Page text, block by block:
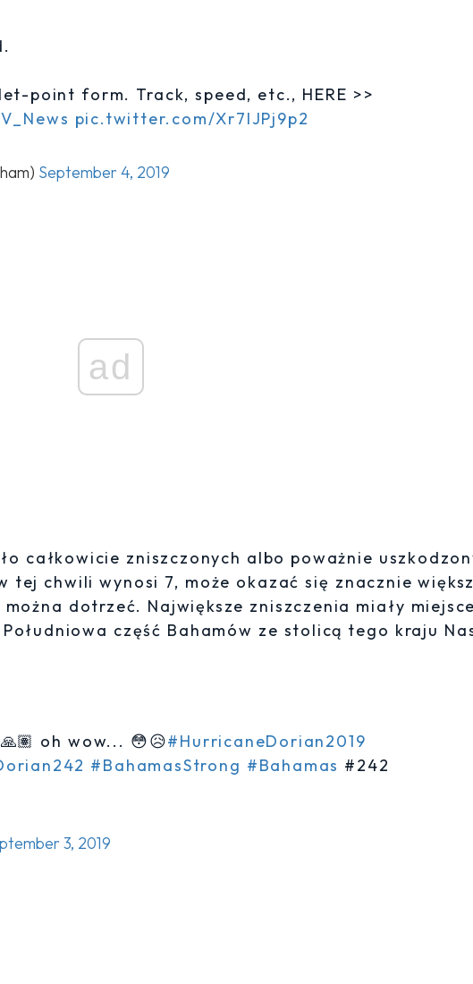
point form. Track, speed, etc., HERE >>
pic.twitter.com/Xr7lJPj9p2
September 4, 2019
ad
całkowicie zniszczonych albo poważnie
chwili wynosi 7, może okazać się znacznie
dotrzeć. Największe zniszczenia miały
część Bahamów ze stolicą tego kraju
oh wow... 😳😥#HurricaneDorian2019
#BahamasStrong #Bahamas #242
3, 2019